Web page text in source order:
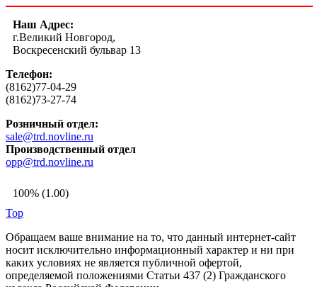
Наш Адрес:
г.Великий Новгород,
Воскресенский бульвар 13
Телефон:
(8162)77-04-29
(8162)73-27-74
Розничный отдел:
sale@trd.novline.ru
Производственный отдел
opp@trd.novline.ru
100% (1.00)
Top
Обращаем ваше внимание на то, что данный интернет-сайт
носит исключительно информационный характер и ни при
каких условиях не является публичной офертой,
определяемой положениями Статьи 437 (2) Гражданского